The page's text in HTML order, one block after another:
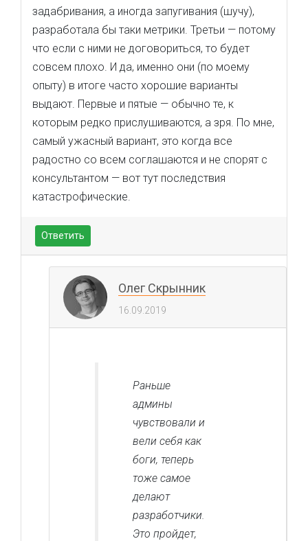
задабривания, а иногда запугивания (шучу),
разработала бы таки метрики. Третьи — потому
что если с ними не договориться, то будет
совсем плохо. И да, именно они (по моему
опыту) в итоге часто хорошие варианты
выдают. Первые и пятые — обычно те, к
которым редко прислушиваются, а зря. По мне,
самый ужасный вариант, это когда все
радостно со всем соглашаются и не спорят с
консультантом — вот тут последствия
катастрофические.
Ответить
Олег Скрынник
16.09.2019
Раньше
админы
чувствовали и
вели себя как
боги, теперь
тоже самое
делают
разработчики.
Это пройдет,